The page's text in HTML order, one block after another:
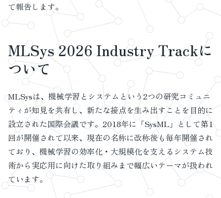
て報告します。
MLSys 2026 Industry Trackに
ついて
MLSysは、機械学習とシステムという2つの研究コミュニ
ティが知見を共有し、新たな接点を生み出すことを目的に
設立された国際会議です。2018年に「SysML」として第1
回が開催されて以来、現在の名称に改称後も毎年開催され
ており、機械学習の効率化・大規模化を支えるシステム技
術から実応用に向けた取り組みまで幅広いテーマが扱われ
ています。